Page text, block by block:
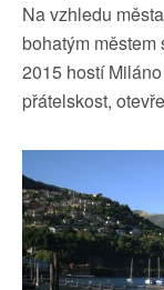
Na vzhledu
bohatým
2015 hostí
přátelskost,